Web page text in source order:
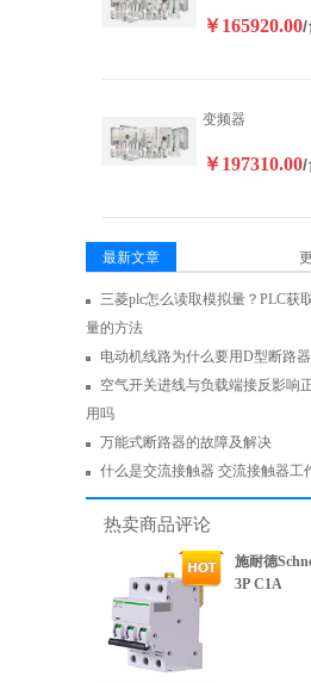
￥165920.00/
变频器
￥197310.00/
最新文章
三菱plc怎么读取模拟量？PLC获
量的方法
电动机线路为什么要用D型断路器
空气开关进线与负载端接反影响
用吗
万能式断路器的故障及解决
什么是交流接触器 交流接触器工
热卖商品评论
施耐德
3P C1A